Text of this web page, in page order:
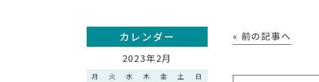
« 前の記事へ
カレンダー
2023年2月
月 火 水 木 金 土 日